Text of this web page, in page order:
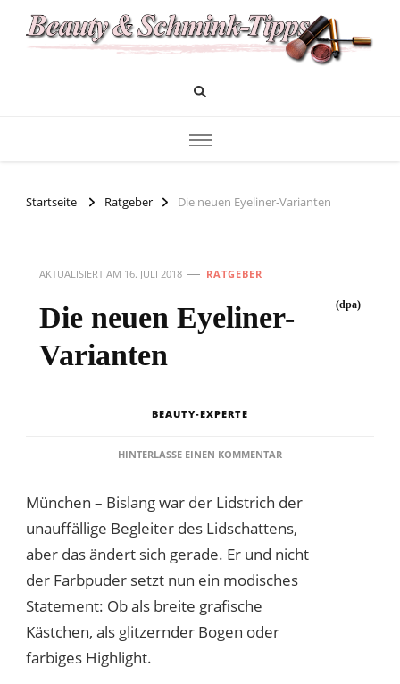
Beauty und Schminktipps
Startseite Ratgeber Die neuen Eyeliner-Varianten
AKTUALISIERT AM 16. JULI 2018 RATGEBER
Die neuen Eyeliner-
Varianten
(dpa)
BEAUTY-EXPERTE
HINTERLASSE EINEN KOMMENTARZU
EYELINER-
München – Bislang war der Lidstrich der
unauffällige Begleiter des Lidschattens,
aber das ändert sich gerade. Er und nicht
der Farbpuder setzt nun ein modisches
Statement: Ob als breite grafische
Kästchen, als glitzernder Bogen oder
farbiges Highlight.